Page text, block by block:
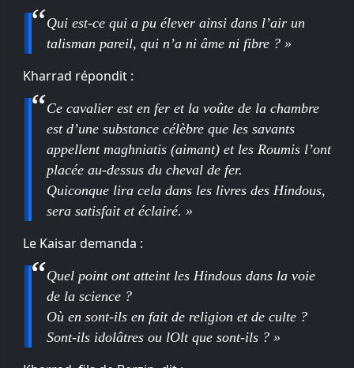
Qui est-ce qui a pu élever ainsi dans l’air un
talisman pareil, qui n’a ni âme ni fibre ? »
Kharrad répondit :
Ce cavalier est en fer et la voûte de la chambre
est d’une substance célèbre que les savants
appellent maghniatis (aimant) et les Roumis l’ont
placée au-dessus du cheval de fer.
Quiconque lira cela dans les livres des Hindous,
sera satisfait et éclairé. »
Le Kaisar demanda :
Quel point ont atteint les Hindous dans la voie
de la science ?
Où en sont-ils en fait de religion et de culte ?
Sont-ils idolâtres ou lOlt que sont-ils ? »